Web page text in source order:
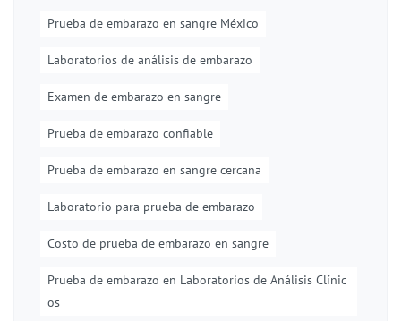
Prueba de embarazo en sangre México
Laboratorios de análisis de embarazo
Examen de embarazo en sangre
Prueba de embarazo confiable
Prueba de embarazo en sangre cercana
Laboratorio para prueba de embarazo
Costo de prueba de embarazo en sangre
Prueba de embarazo en Laboratorios de Análisis Clínic
os